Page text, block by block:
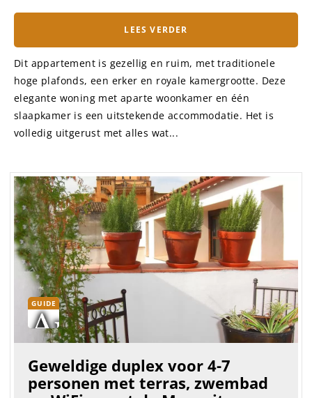
LEES VERDER
Dit appartement is gezellig en ruim, met traditionele
hoge plafonds, een erker en royale kamergrootte. Deze
elegante woning met aparte woonkamer en één
slaapkamer is een uitstekende accommodatie. Het is
volledig uitgerust met alles wat...
GUIDE
Geweldige duplex voor 4-7
personen met terras, zwembad